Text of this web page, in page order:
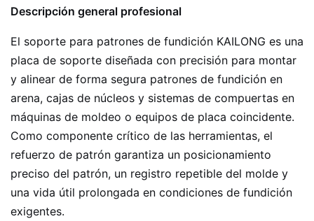
Descripción general profesional
El soporte para patrones de fundición KAILONG es una
placa de soporte diseñada con precisión para montar
y alinear de forma segura patrones de fundición en
arena, cajas de núcleos y sistemas de compuertas en
máquinas de moldeo o equipos de placa coincidente.
Como componente crítico de las herramientas, el
refuerzo de patrón garantiza un posicionamiento
preciso del patrón, un registro repetible del molde y
una vida útil prolongada en condiciones de fundición
exigentes.